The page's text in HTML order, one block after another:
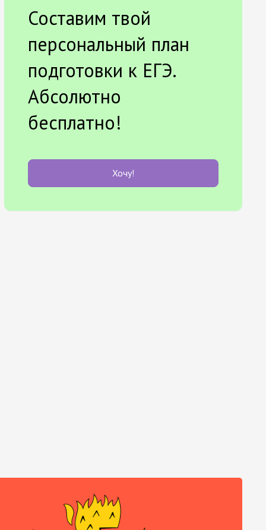
Составим твой
персональный план
подготовки к ЕГЭ.
Абсолютно
бесплатно!
Хочу!